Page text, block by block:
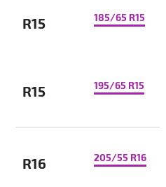
R15 185/65 R15
R15 195/65 R15
R16 205/55 R16